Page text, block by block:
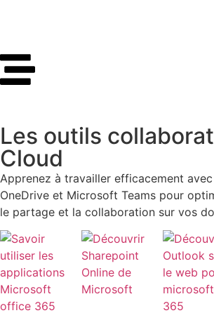
Les outils
Cloud
Apprenez à travailler efficacement
OneDrive et Microsoft Teams pour
le partage et la collaboration sur vos